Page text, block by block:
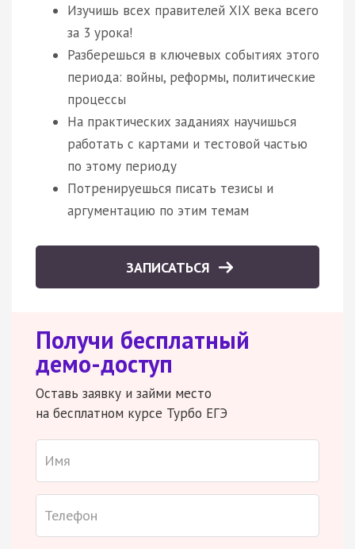
Изучишь всех правителей XIX века всего
за 3 урока!
Разберешься в ключевых событиях этого
периода: войны, реформы, политические
процессы
На практических заданиях научишься
работать с картами и тестовой частью
по этому периоду
Потренируешься писать тезисы и
аргументацию по этим темам
ЗАПИСАТЬСЯ
Получи бесплатный
демо-доступ
Оставь заявку и займи место
на бесплатном курсе Турбо ЕГЭ